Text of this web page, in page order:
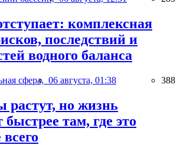
комплексная
последствий и
водного баланса
сфера, 06 августа, 01:38 388
растут, но жизнь
быстрее там, где это